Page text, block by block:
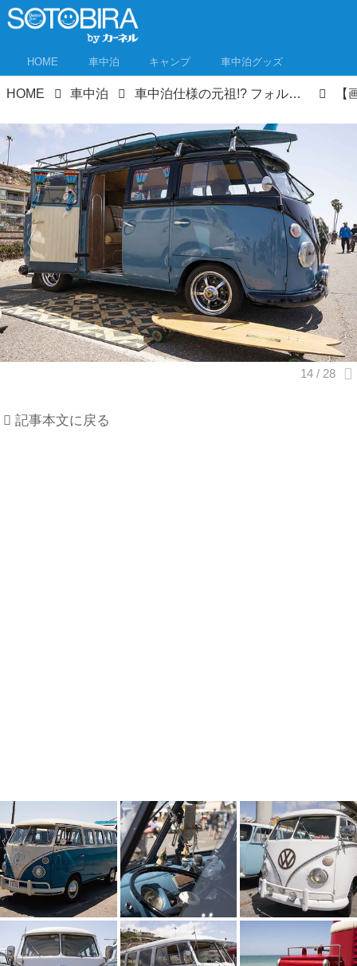
HOME 車中泊 キャンプ 車中泊グッズ
HOME 車中泊 車中泊仕様の元祖!? フォルクスワーゲンバスが集まる米カリフォルニアのイベントへ！やっぱりその人気は永遠だった！
記事本文に戻る